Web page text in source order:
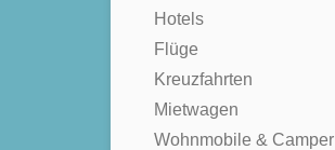
Hotels
Flüge
Kreuzfahrten
Mietwagen
Wohnmobile & Camper